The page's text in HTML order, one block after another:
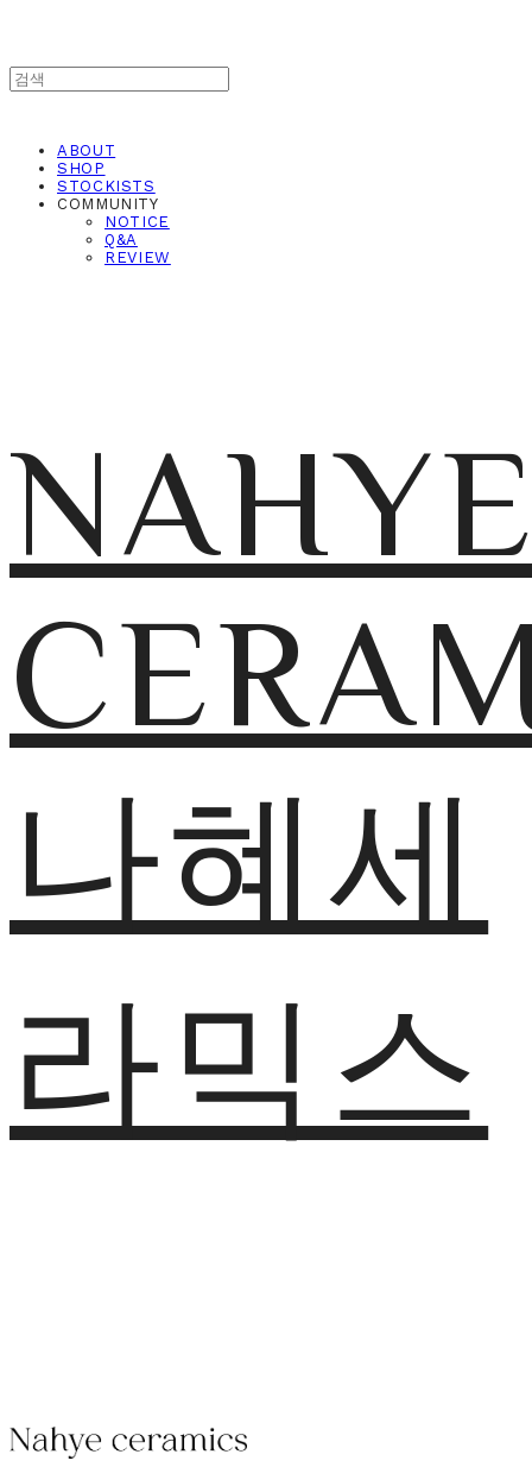
ABOUT
SHOP
STOCKISTS
COMMUNITY
NOTICE
Q&A
REVIEW
나혜세
라믹스